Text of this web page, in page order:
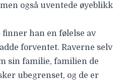
også uventede øyeblikk
han en følelse av
forventet. Raverne selv
sin familie, familien de
ubegrenset, og de er